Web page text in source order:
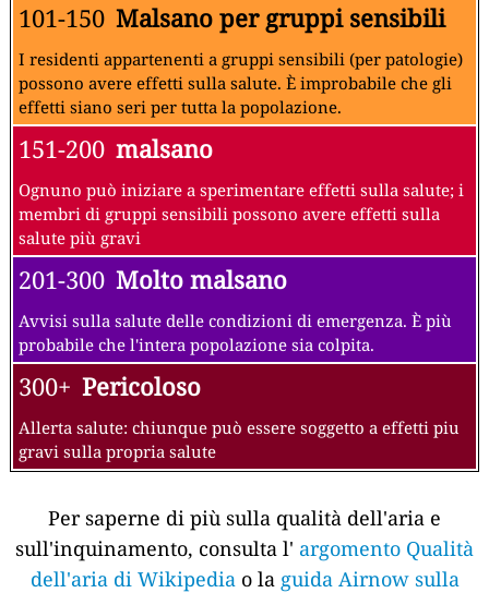
101-150 Malsano per gruppi sensibili
I residenti appartenenti a gruppi sensibili (per patologie)
possono avere effetti sulla salute. È improbabile che gli
effetti siano seri per tutta la popolazione.
151-200 malsano
Ognuno può iniziare a sperimentare effetti sulla salute; i
membri di gruppi sensibili possono avere effetti sulla
salute più gravi
201-300 Molto malsano
Avvisi sulla salute delle condizioni di emergenza. È più
probabile che l'intera popolazione sia colpita.
300+ Pericoloso
Allerta salute: chiunque può essere soggetto a effetti piu
gravi sulla propria salute
Per saperne di più sulla qualità dell'aria e
sull'inquinamento, consulta l' argomento Qualità
dell'aria di Wikipediao la guida Airnow sulla